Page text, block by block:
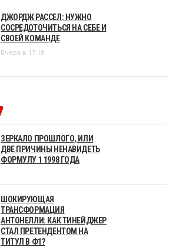
ДЖОРДЖ РАССЕЛ: НУЖНО
СОСРЕДОТОЧИТЬСЯ НА СЕБЕ И
СВОЕЙ КОМАНДЕ
Вчера в 17:18
ЗЕРКАЛО ПРОШЛОГО, ИЛИ
ДВЕ ПРИЧИНЫ НЕНАВИДЕТЬ
ФОРМУЛУ 1 1998 ГОДА
ШОКИРУЮЩАЯ
ТРАНСФОРМАЦИЯ
АНТОНЕЛЛИ: КАК ТИНЕЙДЖЕР
СТАЛ ПРЕТЕНДЕНТОМ НА
ТИТУЛ В Ф1?